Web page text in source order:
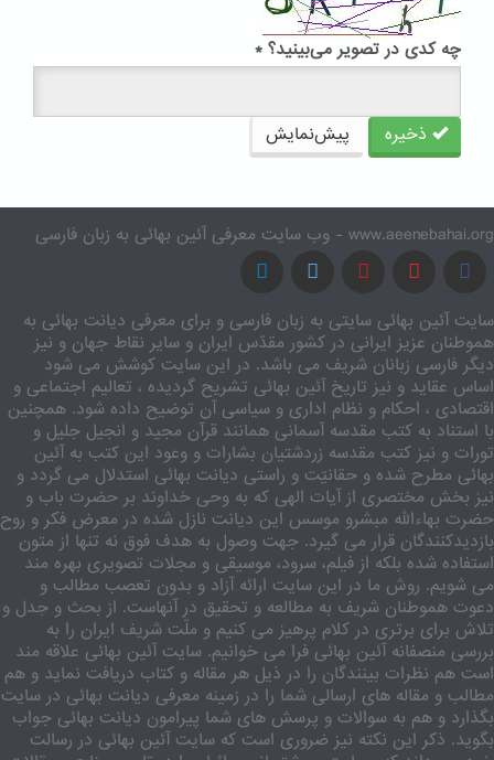
چه کدی در تصویر می‌بینید؟ *
ذخیره پیش‌نمایش
www.aeenebahai.org - وب سایت معرفی آئین بهائی به زبان فارسی
سایت آئین بهائی سایتی به زبان فارسی و برای معرفی دیانت بهائی به
هموطنان عزیز ایرانی در کشور مقدّس ایران و سایر نقاط جهان و نیز
دیگر فارسی زبانان شریف می باشد. در این سایت کوشش می شود
اساس عقاید و نیز تاریخ آئین بهائی تشریح گردیده ، تعالیم اجتماعی و
اقتصادی ، احکام و نظام اداری و سیاسی آن توضیح داده شود. همچنین
با استناد به کتب مقدسه آسمانی همانند قرآن مجید و انجیل جلیل و
تورات و نیز کتب مقدسه زردشتیان بشارات و وعود این کتب به آئین
بهائی مطرح شده و حقانیّت و راستی دیانت بهائی استدلال می گردد و
نیز بخش مختصری از آیات الهی که به وحی خداوند بر حضرت باب و
حضرت بهاءالله مبشرو موسس این دیانت نازل شده در معرض فکر و روح
بازدیدکنندگان قرار می گیرد. جهت وصول به هدف فوق نه تنها از متون
استفاده شده بلکه از فیلم، سرود، موسیقی و مجلات تصویری بهره مند
می شویم. روش ما در این سایت ارائه آزاد و بدون تعصب مطالب و
دعوت هموطنان شریف به مطالعه و تحقیق در آنهاست. از بحث و جدل و
تلاش برای برتری در کلام پرهیز می کنیم و ملّت شریف ایران را به
بررسی منصفانه آئین بهائی فرا می خوانیم. سایت آئین بهائی علاقه مند
است هم نظرات بینندگان را در ذیل هر مقاله و کتاب دریافت نماید و هم
مطالب و مقاله های ارسالی شما را در زمینه معرفی دیانت بهائی در سایت
بگذارد و هم به سوالات و پرسش های شما پیرامون دیانت بهائی جواب
بگوید. ذکر این نکته نیز ضروری است که سایت آئین بهائی در رسالت